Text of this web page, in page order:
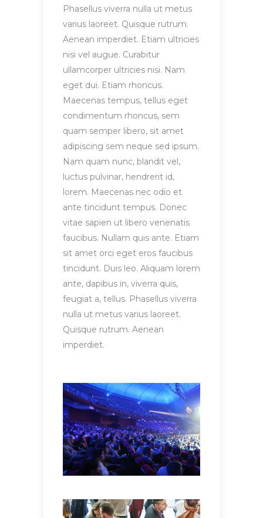
Phasellus viverra nulla ut metus
varius laoreet. Quisque rutrum.
Aenean imperdiet. Etiam ultricies
nisi vel augue. Curabitur
ullamcorper ultricies nisi. Nam
eget dui. Etiam rhoncus.
Maecenas tempus, tellus eget
condimentum rhoncus, sem
quam semper libero, sit amet
adipiscing sem neque sed ipsum.
Nam quam nunc, blandit vel,
luctus pulvinar, hendrerit id,
lorem. Maecenas nec odio et
ante tincidunt tempus. Donec
vitae sapien ut libero venenatis
faucibus. Nullam quis ante. Etiam
sit amet orci eget eros faucibus
tincidunt. Duis leo. Aliquam lorem
ante, dapibus in, viverra quis,
feugiat a, tellus. Phasellus viverra
nulla ut metus varius laoreet.
Quisque rutrum. Aenean
imperdiet.